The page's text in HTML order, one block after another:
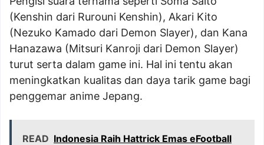
(Kenshin dari Rurouni Kenshin), Akari Kito
(Nezuko Kamado dari Demon Slayer), dan Kana
Hanazawa (Mitsuri Kanroji dari Demon Slayer)
turut serta dalam game ini. Hal ini tentu akan
meningkatkan kualitas dan daya tarik game bagi
penggemar anime Jepang.
READ Indonesia Raih Hattrick Emas eFootball